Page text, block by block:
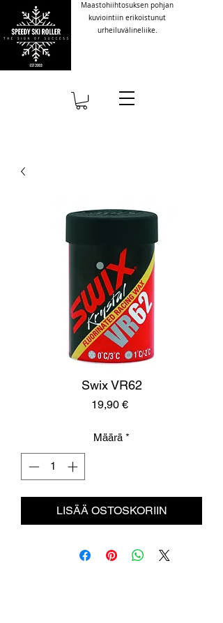
Maastohiihtosuksen pohjan
kuviointiin erikoistunut
urheiluvälineliike.
Swix VR62
19,90 €Hinta
Määrä *
LISÄÄ OSTOSKORIIN